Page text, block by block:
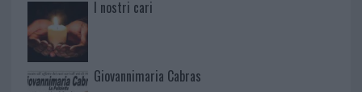
I nostri cari
Giovannimaria Cabras